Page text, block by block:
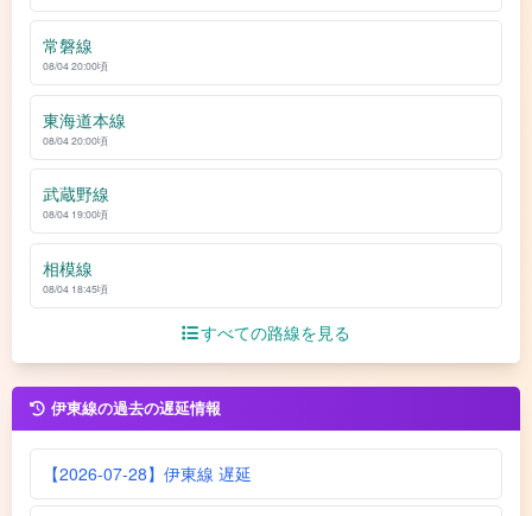
常磐線
08/04 20:00頃
東海道本線
08/04 20:00頃
武蔵野線
08/04 19:00頃
相模線
08/04 18:45頃
すべての路線を見る
伊東線の過去の遅延情報
【2026-07-28】伊東線 遅延